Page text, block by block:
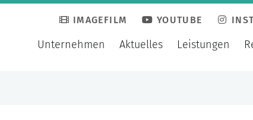
IMAGEFILM YOUTUBE
Unternehmen Aktuelles Leistungen